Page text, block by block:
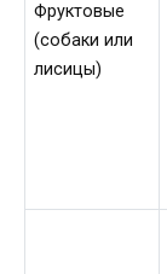
Фруктовые
(собаки или
лисицы)